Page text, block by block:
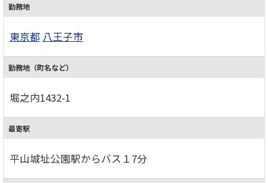
勤務地
東京都 八王子市
勤務地（町名など）
堀之内1432-1
最寄駅
平山城址公園駅からバス１7分